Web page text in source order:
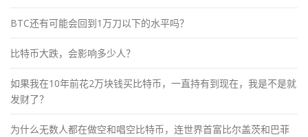
BTC还有可能会回到1万刀以下的水平吗？
比特币大跌，会影响多少人？
如果我在10年前花2万块钱买比特币，一直持有到现在，我是不是就
发财了？
为什么无数人都在做空和唱空比特币，连世界首富比尔盖茨和巴菲